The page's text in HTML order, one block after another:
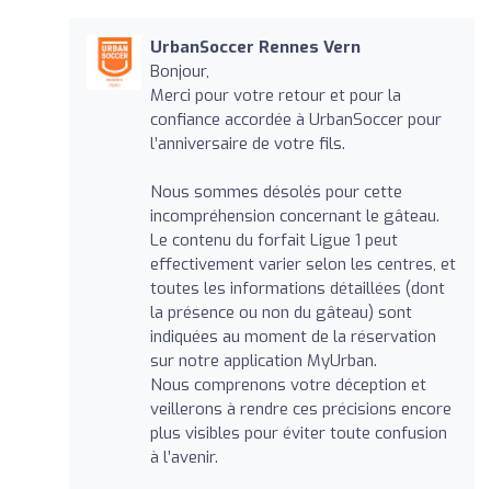
UrbanSoccer Rennes Vern
Bonjour,
Merci pour votre retour et pour la
confiance accordée à UrbanSoccer pour
l’anniversaire de votre fils.
Nous sommes désolés pour cette
incompréhension concernant le gâteau.
Le contenu du forfait Ligue 1 peut
effectivement varier selon les centres, et
toutes les informations détaillées (dont
la présence ou non du gâteau) sont
indiquées au moment de la réservation
sur notre application MyUrban.
Nous comprenons votre déception et
veillerons à rendre ces précisions encore
plus visibles pour éviter toute confusion
à l’avenir.